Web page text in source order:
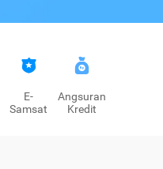
E-
Samsat
Angsuran
Kredit